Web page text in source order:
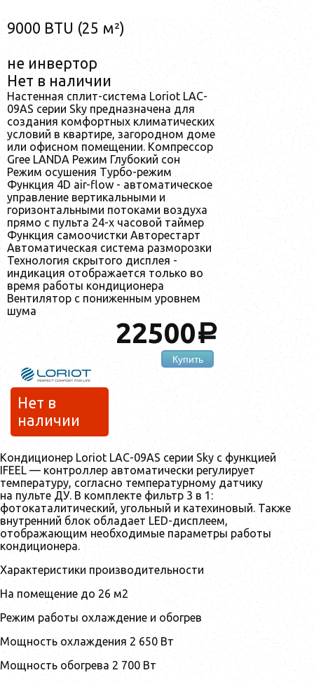
9000 BTU (25 м²)
не инвертор
Нет в наличии
Настенная сплит-система Loriot LAC-
09AS серии Sky предназначена для
создания комфортных климатических
условий в квартире, загородном доме
или офисном помещении. Компрессор
Gree LANDA Режим Глубокий сон
Режим осушения Турбо-режим
Функция 4D air-flow - автоматическое
управление вертикальными и
горизонтальными потоками воздуха
прямо с пульта 24-х часовой таймер
Функция самоочистки Авторестарт
Автоматическая система разморозки
Технология скрытого дисплея -
индикация отображается только во
время работы кондиционера
Вентилятор с пониженным уровнем
шума
22500a
Купить
Нет в
наличии
Кондиционер Loriot LAC-09AS серии Sky с функцией
IFEEL — контроллер автоматически регулирует
температуру, согласно температурному датчику
на пульте ДУ. В комплекте фильтр 3 в 1:
фотокаталитический, угольный и катехиновый. Также
внутренний блок обладает LED-дисплеем,
отображающим необходимые параметры работы
кондиционера.
Характеристики производительности
На помещение до 26 м2
Режим работы охлаждение и обогрев
Мощность охлаждения 2 650 Вт
Мощность обогрева 2 700 Вт